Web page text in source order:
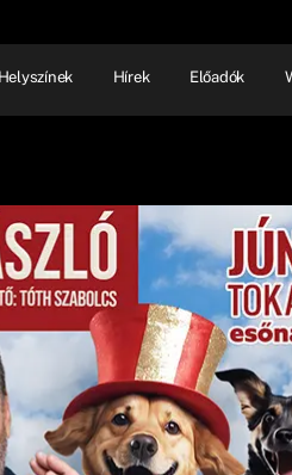
Helyszínek Hírek Előadók